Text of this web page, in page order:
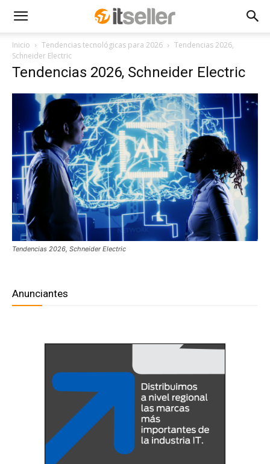
Inicio Tendencias tecnológicas para 2026
Tendencias 2026,
Schneider Electric
Tendencias 2026, Schneider Electric
Tendencias 2026, Schneider Electric
Anunciantes